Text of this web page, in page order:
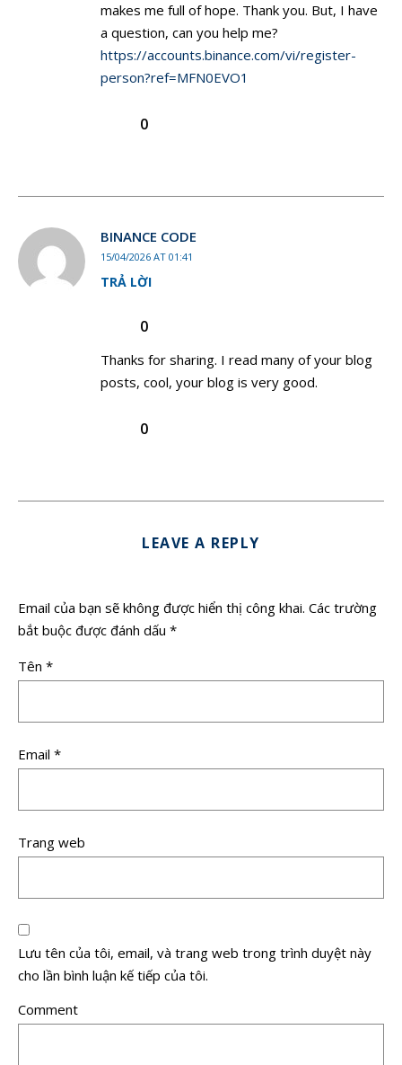
makes me full of hope. Thank you. But, I have
a question, can you help me?
https://accounts.binance.com/vi/register-
person?ref=MFN0EVO1
0
BINANCE CODE
15/04/2026 AT 01:41
TRẢ LỜI
0
Thanks for sharing. I read many of your blog
posts, cool, your blog is very good.
0
LEAVE A REPLY
Email của bạn sẽ không được hiển thị công khai. Các trường
bắt buộc được đánh dấu *
Tên *
Email *
Trang web
Lưu tên của tôi, email, và trang web trong trình duyệt này
cho lần bình luận kế tiếp của tôi.
Comment